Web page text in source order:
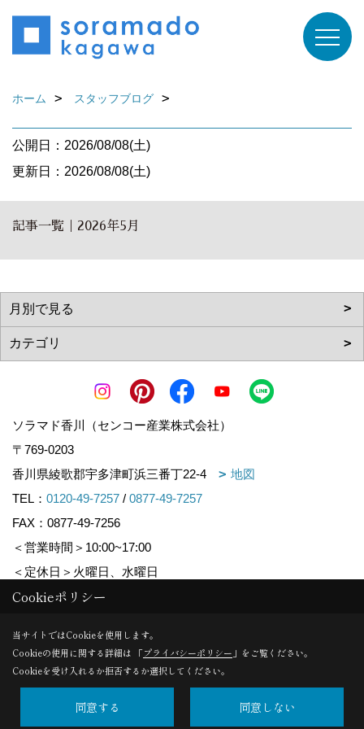
ホーム スタッフブログ
公開日：2026/08/08(土)
更新日：2026/08/08(土)
記事一覧｜2026年5月
ソラマド香川（センコー産業株式会社）
〒769-0203
香川県綾歌郡宇多津町浜三番丁22-4
地図
TEL： 0120-49-7257 / 0877-49-7257
FAX：0877-49-7256
＜営業時間＞10:00~17:00
＜定休日＞火曜日、水曜日
Copyright (c) ソラマド香川. All Rights Reserved.
Produced byゴデスクリエイト
Cookieポリシー
当サイトではCookieを使用します。
Cookieの使用に関する詳細は 「プライバシーポリシー 」をご覧ください。
Cookieを受け入れるか拒否するか選択してください。
同意する 同意しない